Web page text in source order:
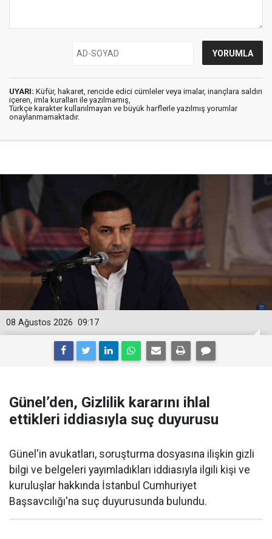
UYARI: Küfür, hakaret, rencide edici cümleler veya imalar, inançlara saldırı
içeren, imla kuralları ile yazılmamış,
Türkçe karakter kullanılmayan ve büyük harflerle yazılmış yorumlar
onaylanmamaktadır.
09:17
08 Ağustos 2026
Günel’den, Gizlilik kararını ihlal
ettikleri iddiasıyla suç duyurusu
Günel'in avukatları, soruşturma dosyasına ilişkin gizli
bilgi ve belgeleri yayımladıkları iddiasıyla ilgili kişi ve
kuruluşlar hakkında İstanbul Cumhuriyet
Başsavcılığı'na suç duyurusunda bulundu.